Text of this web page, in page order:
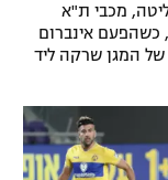
מכבי ת"א
כשהפעם אינברום
של המגן שרקה ליד